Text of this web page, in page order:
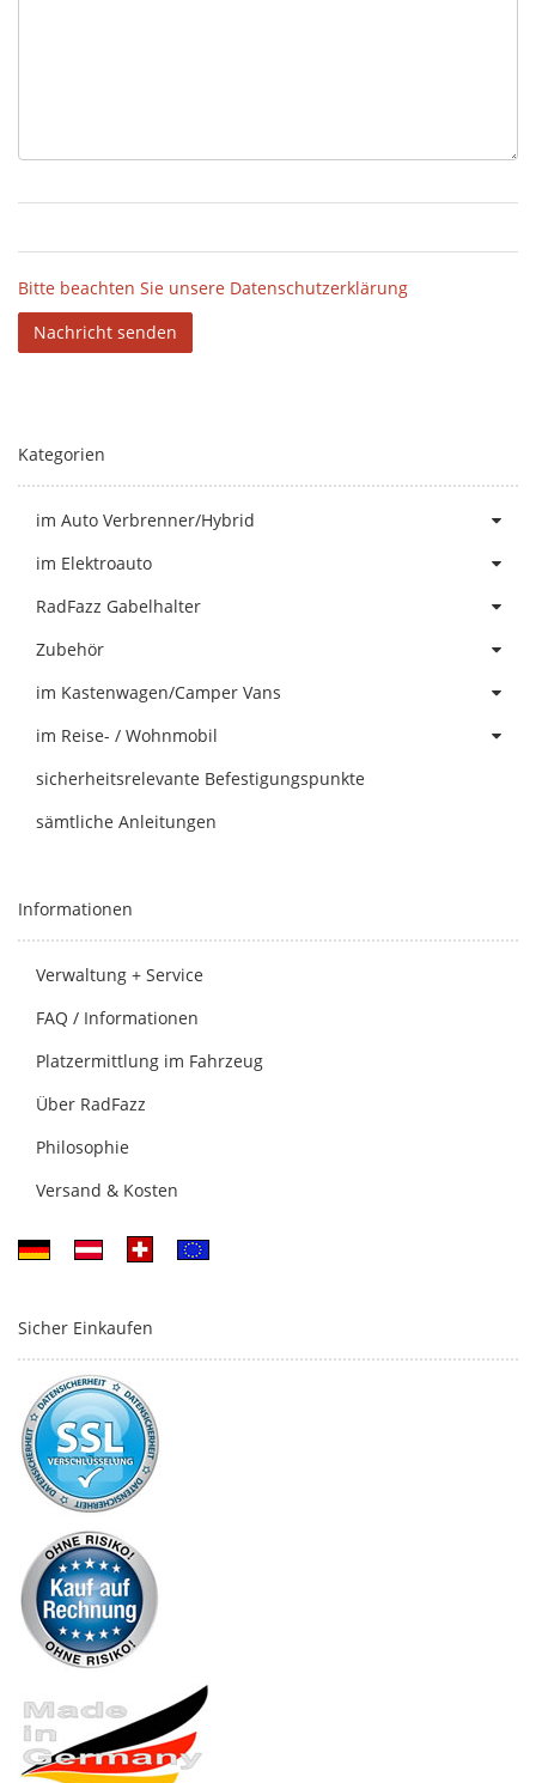
Bitte beachten Sie unsere Datenschutzerklärung
Nachricht senden
Kategorien
im Auto Verbrenner/Hybrid
im Elektroauto
RadFazz Gabelhalter
Zubehör
im Kastenwagen/Camper Vans
im Reise- / Wohnmobil
sicherheitsrelevante Befestigungspunkte
sämtliche Anleitungen
Informationen
Verwaltung + Service
FAQ / Informationen
Platzermittlung im Fahrzeug
Über RadFazz
Philosophie
Versand & Kosten
Sicher Einkaufen